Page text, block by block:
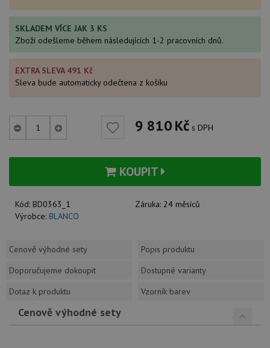
SKLADEM VÍCE JAK 3 KS
Zboží odešleme během následujících 1-2 pracovních dnů.
EXTRA SLEVA 491 Kč
Sleva bude automaticky odečtena z košíku
9 810Kč s DPH
KOUPIT
Kód: BD0363_1 Záruka: 24 měsíců
Výrobce: BLANCO
Cenově výhodné sety
Popis produktu
Doporučujeme dokoupit
Dostupné varianty
Dotaz k produktu
Vzorník barev
Cenově výhodné sety